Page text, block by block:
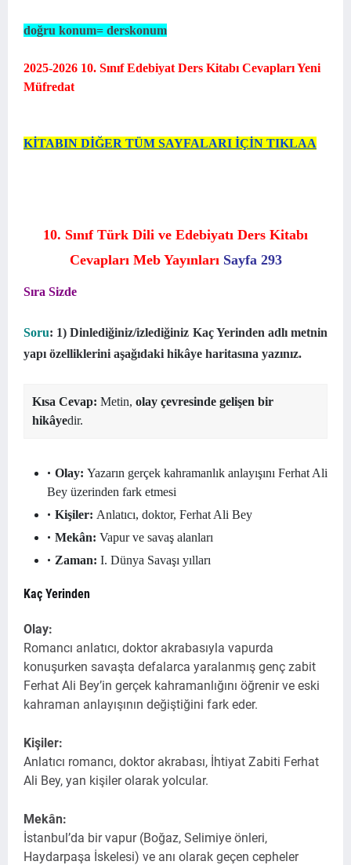
doğru konum= derskonum
2025-2026 10. Sınıf Edebiyat Ders Kitabı Cevapları Yeni
Müfredat
KİTABIN DİĞER TÜM SAYFALARI İÇİN TIKLAA
10. Sınıf Türk Dili ve Edebiyatı Ders Kitabı
Cevapları Meb Yayınları Sayfa 293
Sıra Sizde
Soru: 1) Dinlediğiniz/izlediğiniz Kaç Yerinden adlı metnin
yapı özelliklerini aşağıdaki hikâye haritasına yazınız.
Kısa Cevap: Metin, olay çevresinde gelişen bir
hikâyedir.
Olay: Yazarın gerçek kahramanlık anlayışını Ferhat Ali
Bey üzerinden fark etmesi
Kişiler: Anlatıcı, doktor, Ferhat Ali Bey
Mekân: Vapur ve savaş alanları
Zaman: I. Dünya Savaşı yılları
Kaç Yerinden
Olay:
Romancı anlatıcı, doktor akrabasıyla vapurda
konuşurken savaşta defalarca yaralanmış genç zabit
Ferhat Ali Bey’in gerçek kahramanlığını öğrenir ve eski
kahraman anlayışının değiştiğini fark eder.
Kişiler:
Anlatıcı romancı, doktor akrabası, İhtiyat Zabiti Ferhat
Ali Bey, yan kişiler olarak yolcular.
Mekân:
İstanbul’da bir vapur (Boğaz, Selimiye önleri,
Haydarpaşa İskelesi) ve anı olarak geçen cepheler